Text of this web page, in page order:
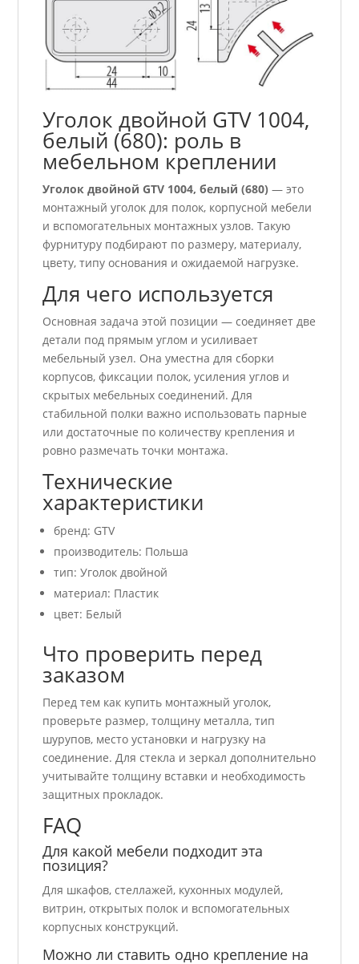
Уголок двойной GTV 1004,
белый (680): роль в
мебельном креплении
Уголок двойной GTV 1004, белый (680) — это
монтажный уголок для полок, корпусной мебели
и вспомогательных монтажных узлов. Такую
фурнитуру подбирают по размеру, материалу,
цвету, типу основания и ожидаемой нагрузке.
Для чего используется
Основная задача этой позиции — соединяет две
детали под прямым углом и усиливает
мебельный узел. Она уместна для сборки
корпусов, фиксации полок, усиления углов и
скрытых мебельных соединений. Для
стабильной полки важно использовать парные
или достаточные по количеству крепления и
ровно размечать точки монтажа.
Технические
характеристики
бренд: GTV
производитель: Польша
тип: Уголок двойной
материал: Пластик
цвет: Белый
Что проверить перед
заказом
Перед тем как купить монтажный уголок,
проверьте размер, толщину металла, тип
шурупов, место установки и нагрузку на
соединение. Для стекла и зеркал дополнительно
учитывайте толщину вставки и необходимость
защитных прокладок.
FAQ
Для какой мебели подходит эта
позиция?
Для шкафов, стеллажей, кухонных модулей,
витрин, открытых полок и вспомогательных
корпусных конструкций.
Можно ли ставить одно крепление на